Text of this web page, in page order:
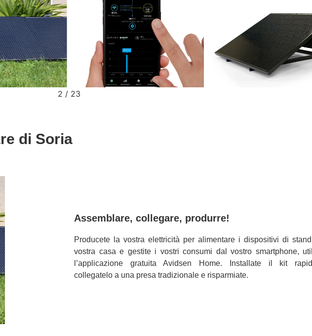
2 / 23
di Soria
Assemblare, collegare, produrre!
Producete la vostra elettricità per alimentare i dispositivi di
vostra casa e gestite i vostri consumi dal vostro smartphone,
l’applicazione gratuita Avidsen Home. Installate il kit
collegatelo a una presa tradizionale e risparmiate.